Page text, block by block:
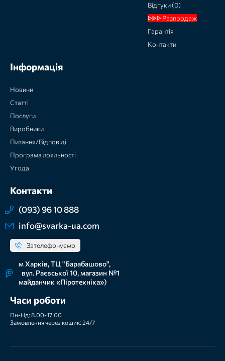
Відгуки (0)
ᐈᐈᐈ Разпродаж
Гарантія
Контакти
Інформація
Новини
Статті
Послуги
Виробники
Питання/Відповіді
Програма лояльності
Угода
Контакти
(093) 96 10 888
info@svarka-ua.com
Зателефонуємо
м Харків, ТЦ "Барабашово",
вул. Раєвської 10, магазин №1
майданчик «Піротехніка»)
Часи роботи
Пн-Нд: 8.00-17.00
Замовлення через кошик: 24/7